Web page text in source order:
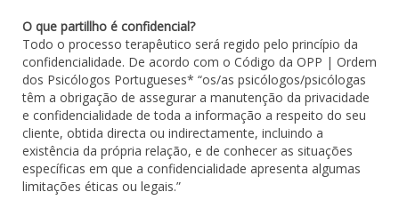
O que partillho é confidencial?
Todo o processo terapêutico será regido pelo princípio da
confidencialidade. De acordo com o Código da OPP | Ordem
dos Psicólogos Portugueses* “os/as psicólogos/psicólogas
têm a obrigação de assegurar a manutenção da privacidade
e confidencialidade de toda a informação a respeito do seu
cliente, obtida directa ou indirectamente, incluindo a
existência da própria relação, e de conhecer as situações
específicas em que a confidencialidade apresenta algumas
limitações éticas ou legais.”